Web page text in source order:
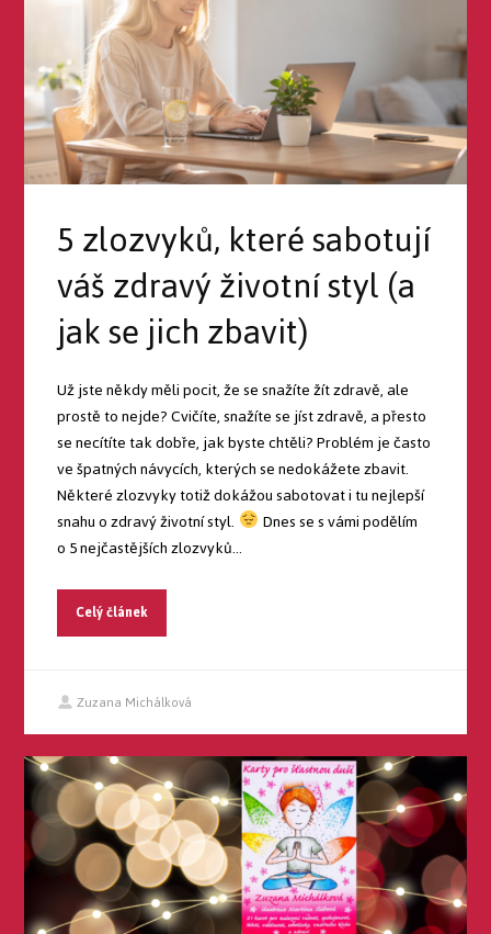
5 zlozvyků, které sabotují
váš zdravý životní styl (a
jak se jich zbavit)
Už jste někdy měli pocit, že se snažíte žít zdravě, ale
prostě to nejde? Cvičíte, snažíte se jíst zdravě, a přesto
se necítíte tak dobře, jak byste chtěli? Problém je často
ve špatných návycích, kterých se nedokážete zbavit.
Některé zlozvyky totiž dokážou sabotovat i tu nejlepší
snahu o zdravý životní styl.
Dnes se s vámi podělím
o 5 nejčastějších zlozvyků...
Celý článek
Zuzana Michálková